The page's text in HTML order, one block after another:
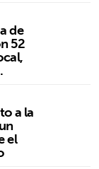
de
52
a la
el